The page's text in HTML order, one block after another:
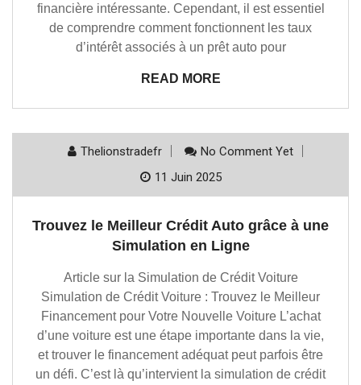
financière intéressante. Cependant, il est essentiel
de comprendre comment fonctionnent les taux
d’intérêt associés à un prêt auto pour
READ MORE
Thelionstradefr
No Comment Yet
11 Juin 2025
Trouvez le Meilleur Crédit Auto grâce à une
Simulation en Ligne
Article sur la Simulation de Crédit Voiture
Simulation de Crédit Voiture : Trouvez le Meilleur
Financement pour Votre Nouvelle Voiture L’achat
d’une voiture est une étape importante dans la vie,
et trouver le financement adéquat peut parfois être
un défi. C’est là qu’intervient la simulation de crédit